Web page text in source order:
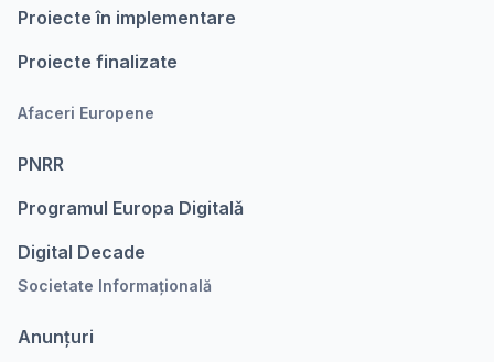
Proiecte în implementare
Proiecte finalizate
Afaceri Europene
PNRR
Programul Europa Digitalǎ
Digital Decade
Societate Informațională
Anunțuri